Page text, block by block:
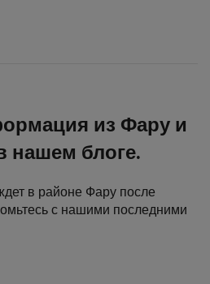
из Фару и
нашем блоге.
в районе Фару после
с нашими последними